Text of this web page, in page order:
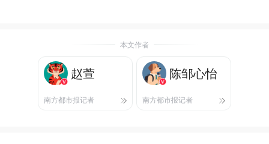
本文作者
赵萱
南方都市报记者
陈邹心怡
南方都市报记者